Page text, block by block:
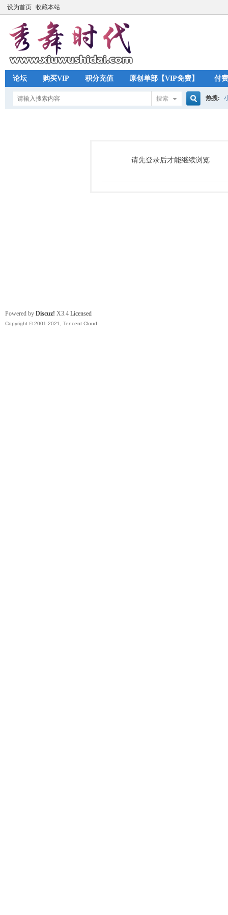
设为首页 收藏本站
论坛 购买VIP 积分充值 原创单部【VIP免费】 付
搜索
索
热搜:
请先登录后才能继续浏览
Powered by Discuz! X3.4 Licensed
Copyright © 2001-2021, Tencent Cloud.